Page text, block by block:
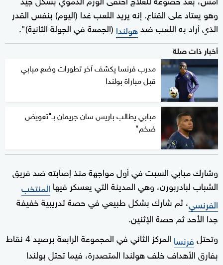
وهو يعتاد على القناع. إنه يريد اللعب غدا (اليوم) بنفس القدر
الذي أراد به اللعب ضدهولندا (الجمعة في الجولة الثانية)".
أخبار ذات صلة
مدرب فرنسا يكشف آخر تطورات وضع مبابي
قبل مباراة بولندا
مبابي يطالب باريس سان جريمان بـ"تعويض
ضخم"
وشارك مبابي السبت في أول مواجهة منذ إصابته ضد فريق
الشباب لبادربورن، وهي المدينة التي يعسكر فيها المنتخب
الفرنسي، ثم شارك بشكل طبيعي في حصة تدريبية خفيفة
جدا الأحد ثم حصة الإثنين.
وتحتلفرنسا
المركز الثاني في المجموعة الرابعة برصيد 4 نقاط
بفارق الأهداف خلف هولندا المتصدرة، فيما تحتل بولندا